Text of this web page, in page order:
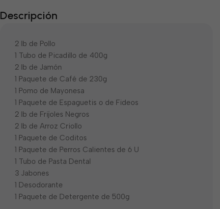
Descripción
2 lb de Pollo
1 Tubo de Picadillo de 400g
2 lb de Jamón
1 Paquete de Café de 230g
1 Pomo de Mayonesa
1 Paquete de Espaguetis o de Fideos
2 lb de Frijoles Negros
2 lb de Arroz Criollo
1 Paquete de Coditos
1 Paquete de Perros Calientes de 6 U
1 Tubo de Pasta Dental
3 Jabones
1 Desodorante
1 Paquete de Detergente de 500g